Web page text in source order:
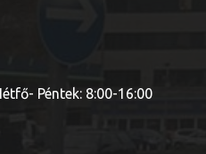
Péntek: 8:00-16:00